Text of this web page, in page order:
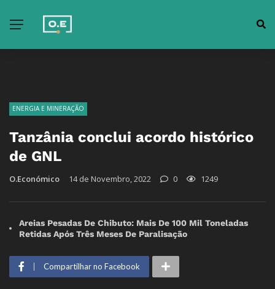
ENERGIA E MINERAÇÃO
Tanzânia conclui acordo histórico
de GNL
O.Económico 14 de Novembro, 2022 0 1249
Areias Pesadas De Chibuto: Mais De 100 Mil Toneladas
Retidas Após Três Meses De Paralisação
Compartilhar no Facebook